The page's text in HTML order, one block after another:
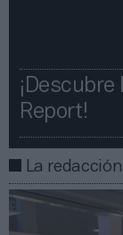
¡Descubre
Report!​​
La